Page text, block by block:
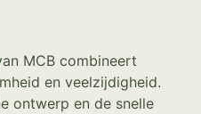
MCB combineert
en veelzijdigheid.
ontwerp en de snelle